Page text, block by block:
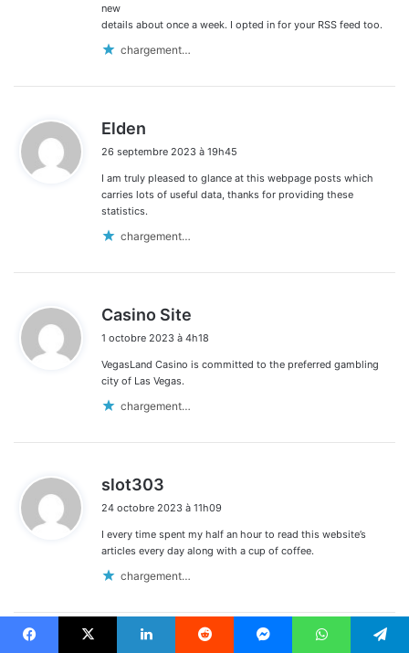
new
details about once a week. I opted in for your RSS feed too.
chargement…
Elden
t
:
26 septembre 2023 à 19h45
I am truly pleased to glance at this webpage posts which
carries lots of useful data, thanks for providing these
statistics.
chargement…
Casino Site
t
1 octobre 2023 à 4h18
VegasLand Casino is committed to the preferred gambling
city of Las Vegas.
chargement…
slot303
t
24 octobre 2023 à 11h09
I every time spent my half an hour to read this website’s
articles every day along with a cup of coffee.
chargement…